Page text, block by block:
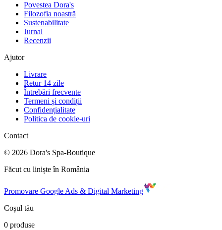
Povestea Dora's
Filozofia noastră
Sustenabilitate
Jurnal
Recenzii
Ajutor
Livrare
Retur 14 zile
Întrebări frecvente
Termeni și condiții
Confidențialitate
Politica de cookie-uri
Contact
© 2026 Dora's Spa-Boutique
Făcut cu liniște în România
Promovare Google Ads & Digital Marketing
Coșul tău
0 produse